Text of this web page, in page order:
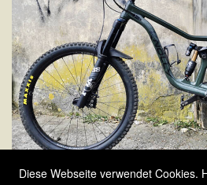
Diese Webseite verwendet Cookies.